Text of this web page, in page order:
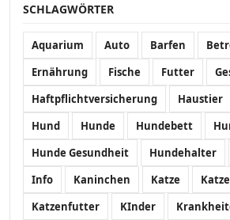
SCHLAGWÖRTER
Aquarium Auto Barfen
Ernährung
Fische Futter
Haftpflichtversicherung
Haustier
Hund
Hunde Hundebett
Hunde Gesundheit
Hundehalter
Info
Kaninchen Katze
Katzenfutter
KInder